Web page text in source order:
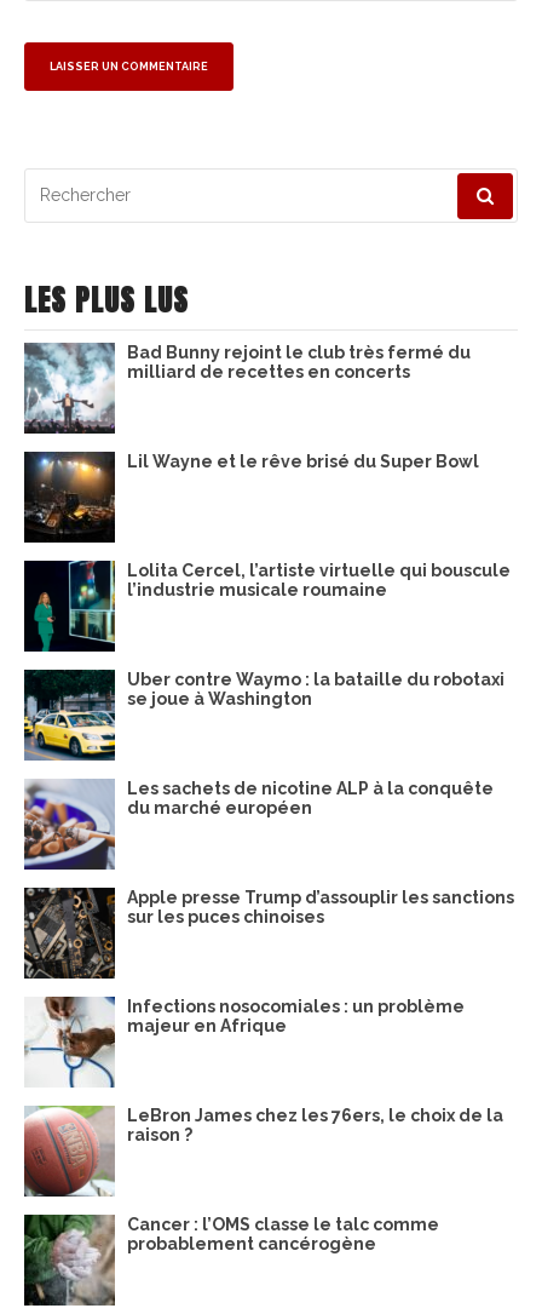
pour
LES PLUS LUS
Bad Bunny rejoint le club très fermé du
milliard de recettes en concerts
Lil Wayne et le rêve brisé du Super Bowl
Lolita Cercel, l’artiste virtuelle qui bouscule
l’industrie musicale roumaine
Uber contre Waymo : la bataille du robotaxi
se joue à Washington
Les sachets de nicotine ALP à la conquête
du marché européen
Apple presse Trump d’assouplir les sanctions
sur les puces chinoises
Infections nosocomiales : un problème
majeur en Afrique
LeBron James chez les 76ers, le choix de la
raison ?
Cancer : l’OMS classe le talc comme
probablement cancérogène